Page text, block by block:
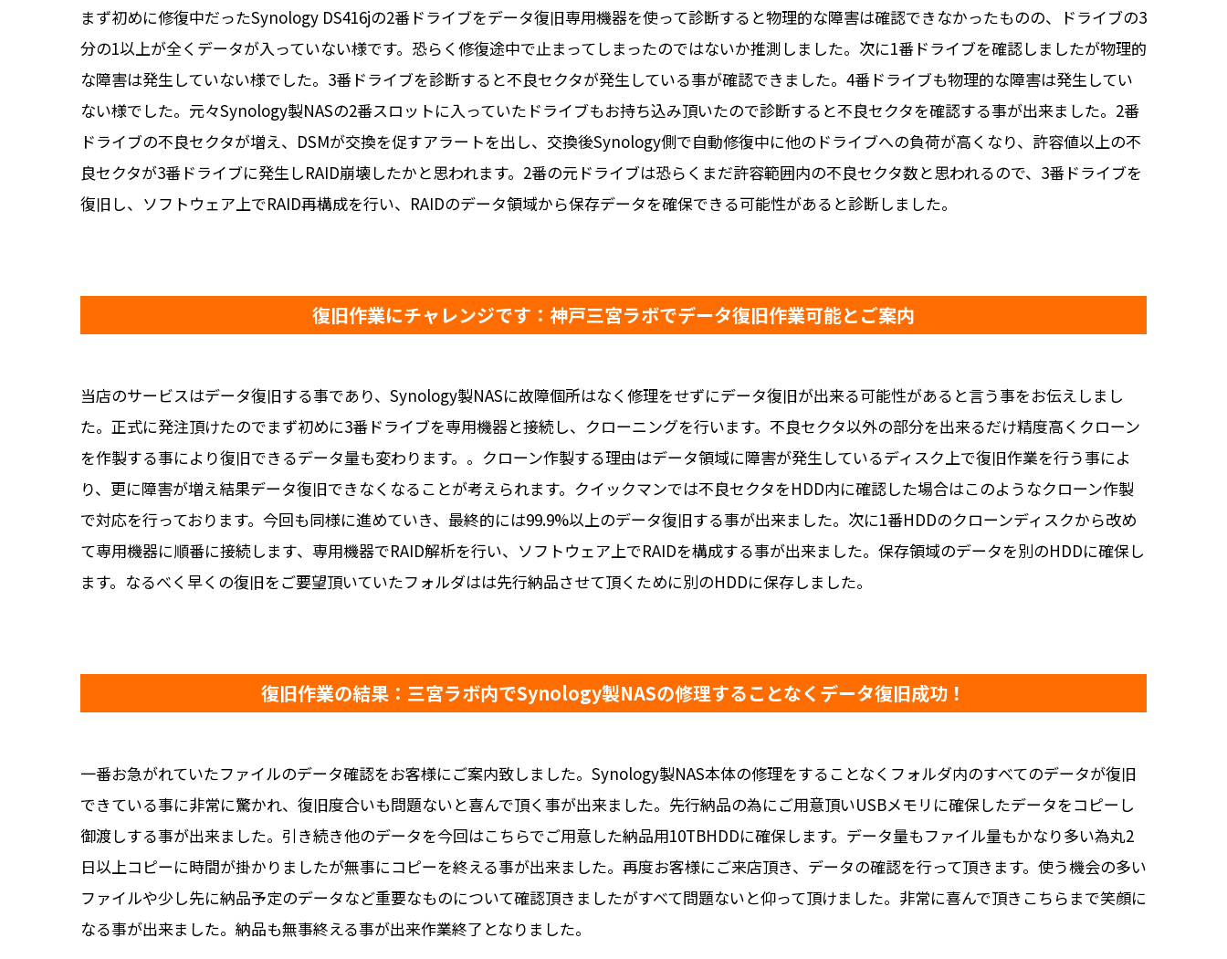
まず初めに修復中だったSynology DS416jの2番ドライブをデータ復旧専用機器を使って診断すると物理的な障害は確認できなかったものの、ドライブの3
分の1以上が全くデータが入っていない様です。恐らく修復途中で止まってしまったのではないか推測しました。次に1番ドライブを確認しましたが物理的
な障害は発生していない様でした。3番ドライブを診断すると不良セクタが発生している事が確認できました。4番ドライブも物理的な障害は発生してい
ない様でした。元々Synology製NASの2番スロットに入っていたドライブもお持ち込み頂いたので診断すると不良セクタを確認する事が出来ました。2番
ドライブの不良セクタが増え、DSMが交換を促すアラートを出し、交換後Synology側で自動修復中に他のドライブへの負荷が高くなり、許容値以上の不
良セクタが3番ドライブに発生しRAID崩壊したかと思われます。2番の元ドライブは恐らくまだ許容範囲内の不良セクタ数と思われるので、3番ドライブを
復旧し、ソフトウェア上でRAID再構成を行い、RAIDのデータ領域から保存データを確保できる可能性があると診断しました。
復旧作業にチャレンジです：神戸三宮ラボでデータ復旧作業可能とご案内
当店のサービスはデータ復旧する事であり、Synology製NASに故障個所はなく修理をせずにデータ復旧が出来る可能性があると言う事をお伝えしまし
た。正式に発注頂けたのでまず初めに3番ドライブを専用機器と接続し、クローニングを行います。不良セクタ以外の部分を出来るだけ精度高くクローン
を作製する事により復旧できるデータ量も変わります。。クローン作製する理由はデータ領域に障害が発生しているディスク上で復旧作業を行う事によ
り、更に障害が増え結果データ復旧できなくなることが考えられます。クイックマンでは不良セクタをHDD内に確認した場合はこのようなクローン作製
で対応を行っております。今回も同様に進めていき、最終的には99.9%以上のデータ復旧する事が出来ました。次に1番HDDのクローンディスクから改め
て専用機器に順番に接続します、専用機器でRAID解析を行い、ソフトウェア上でRAIDを構成する事が出来ました。保存領域のデータを別のHDDに確保し
ます。なるべく早くの復旧をご要望頂いていたフォルダはは先行納品させて頂くために別のHDDに保存しました。
復旧作業の結果：三宮ラボ内でSynology製NASの修理することなくデータ復旧成功！
一番お急がれていたファイルのデータ確認をお客様にご案内致しました。Synology製NAS本体の修理をすることなくフォルダ内のすべてのデータが復旧
できている事に非常に驚かれ、復旧度合いも問題ないと喜んで頂く事が出来ました。先行納品の為にご用意頂いUSBメモリに確保したデータをコピーし
御渡しする事が出来ました。引き続き他のデータを今回はこちらでご用意した納品用10TBHDDに確保します。データ量もファイル量もかなり多い為丸2
日以上コピーに時間が掛かりましたが無事にコピーを終える事が出来ました。再度お客様にご来店頂き、データの確認を行って頂きます。使う機会の多い
ファイルや少し先に納品予定のデータなど重要なものについて確認頂きましたがすべて問題ないと仰って頂けました。非常に喜んで頂きこちらまで笑顔に
なる事が出来ました。納品も無事終える事が出来作業終了となりました。